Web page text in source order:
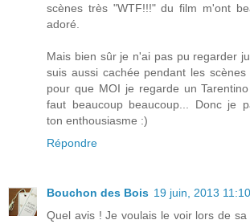
scènes très "WTF!!!" du film m'ont
adoré.
Mais bien sûr je n'ai pas pu regarder
suis aussi cachée pendant les scènes
pour que MOI je regarde un
faut beaucoup beaucoup... Donc je
ton enthousiasme :)
Répondre
Bouchon des Bois 19 juin, 2013 11:10
Quel avis ! Je voulais le voir lors de